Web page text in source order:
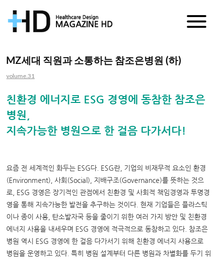
거
HD
MZ세대 직원과 소통하는 참조은병원 (하)
volume.31
친환경 에너지로 ESG 경영에 동참한 참조은
병원,
지속가능한 병원으로 한 걸음 다가서다!
요즘 전 세계적인 화두는 ESG다. ESG란, 기업의 비재무적 요소인 환경
(Environment), 사회(Social), 지배구조(Governance)를 뜻하는 것으
로, ESG 경영은 장기적인 관점에서 친환경 및 사회적 책임경영과 투명경
영을 통해 지속가능한 발전을 추구하는 것이다. 현재 기업들은 플라스틱
이나 종이 사용, 탄소발자국 등을 줄이기 위한 여러 가지 방안 및 친환경
에너지 사용을 내세우며 ESG 경영에 적극적으로 동참하고 있다. 참조은
병원 역시 ESG 경영에 한 걸음 다가서기 위해 친환경 에너지 사용으로
병원을 운영하고 있다. 특히 병원 설계부터 다른 병원과 차별화를 두기 위